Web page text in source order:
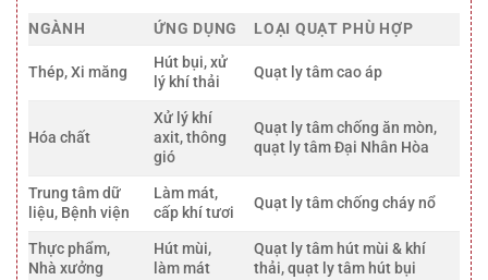
NGÀNH ỨNG DỤNG LOẠI QUẠT PHÙ HỢP
Thép, Xi măng
Hút bụi, xử
lý khí thải
Quạt ly tâm cao áp
Hóa chất
Xử lý khí
axit, thông
gió
Quạt ly tâm chống ăn mòn,
quạt ly tâm Đại Nhân Hòa
Trung tâm dữ
liệu, Bệnh viện
Làm mát,
cấp khí tươi
Quạt ly tâm chống cháy nổ
Thực phẩm,
Nhà xưởng
Hút mùi,
làm mát
Quạt ly tâm hút mùi & khí
thải, quạt ly tâm hút bụi